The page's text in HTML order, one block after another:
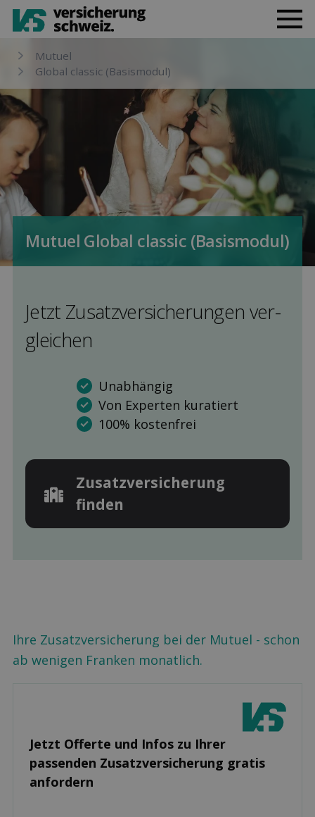
Mutuel
Global classic (Basismodul)
Mutuel Global classic (Basismodul)
Jetzt Zusatz­versicherungen ver­
gleichen
Unabhängig
Von Experten kuratiert
100% kostenfrei
Zusatz­versicherung
finden
Ihre Zusatzversicherung bei der Mutuel - schon
ab wenigen Franken monatlich.
Jetzt Offerte und Infos zu Ihrer
passenden Zusatz­versicherung gratis
anfordern